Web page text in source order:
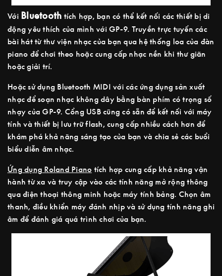
Với Bluetooth tích hợp, bạn có thể kết nối các thiết bị di
động yêu thích của mình với GP-9. Truyền trực tuyến các
bài hát từ thư viện nhạc của bạn qua hệ thống loa của đàn
piano để chơi theo hoặc cung cấp nhạc nền khi thư giãn
hoặc giải trí.
Hoặc sử dụng Bluetooth MIDI với các ứng dụng sản xuất
nhạc để soạn nhạc không dây bằng bàn phím có trọng số
nhạy của GP-9. Cổng USB cũng có sẵn để kết nối với máy
tính và thiết bị lưu trữ flash, cung cấp nhiều cách hơn để
khám phá khả năng sáng tạo của bạn và chia sẻ các buổi
biểu diễn âm nhạc.
Ứng dụng Roland Piano tích hợp cung cấp khả năng vận
hành từ xa và truy cập vào các tính năng mở rộng thông
qua điện thoại thông minh hoặc máy tính bảng. Chọn âm
thanh, điều khiển máy đánh nhịp và sử dụng tính năng ghi
âm để đánh giá quá trình chơi của bạn.